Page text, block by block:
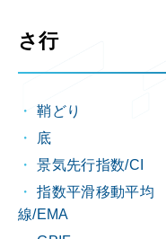
さ行
鞘どり
底
景気先行指数/CI
指数平滑移動平均
線/EMA